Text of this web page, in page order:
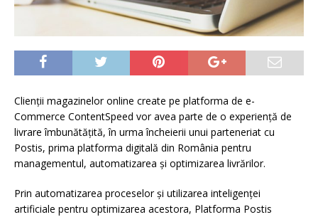
Clienții magazinelor online create pe platforma de e-
Commerce ContentSpeed vor avea parte de o experiență de
livrare îmbunătățită, în urma încheierii unui parteneriat cu
Postis, prima platforma digitală din România pentru
managementul, automatizarea și optimizarea livrărilor.
Prin automatizarea proceselor și utilizarea inteligenței
artificiale pentru optimizarea acestora, Platforma Postis